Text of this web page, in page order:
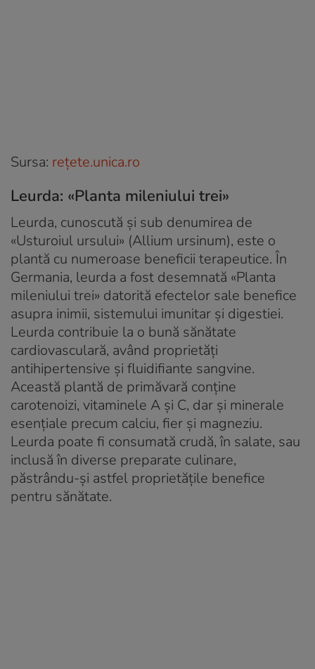
Sursa: reţete.unica.ro
Leurda: «Planta mileniului trei»
Leurda, cunoscută și sub denumirea de
«Usturoiul ursului» (Allium ursinum), este o
plantă cu numeroase beneficii terapeutice. În
Germania, leurda a fost desemnată «Planta
mileniului trei» datorită efectelor sale benefice
asupra inimii, sistemului imunitar și digestiei.
Leurda contribuie la o bună sănătate
cardiovasculară, având proprietăți
antihipertensive și fluidifiante sangvine.
Această plantă de primăvară conține
carotenoizi, vitaminele A și C, dar și minerale
esențiale precum calciu, fier și magneziu.
Leurda poate fi consumată crudă, în salate, sau
inclusă în diverse preparate culinare,
păstrându-și astfel proprietățile benefice
pentru sănătate.